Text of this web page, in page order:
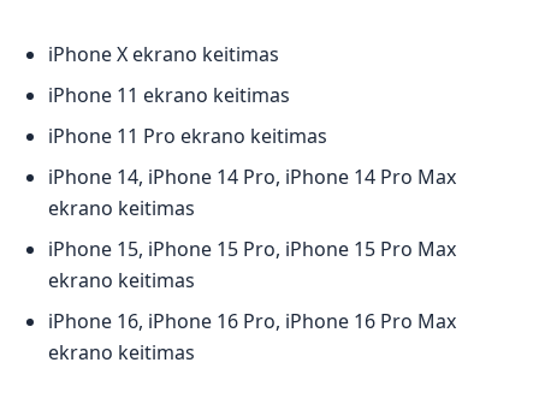
iPhone X ekrano keitimas
iPhone 11 ekrano keitimas
iPhone 11 Pro ekrano keitimas
iPhone 14, iPhone 14 Pro, iPhone 14 Pro Max
ekrano keitimas
iPhone 15, iPhone 15 Pro, iPhone 15 Pro Max
ekrano keitimas
iPhone 16, iPhone 16 Pro, iPhone 16 Pro Max
ekrano keitimas